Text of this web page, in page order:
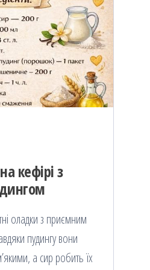
кефірі з
оладки з приємним
пудингу вони
а сир робить їх